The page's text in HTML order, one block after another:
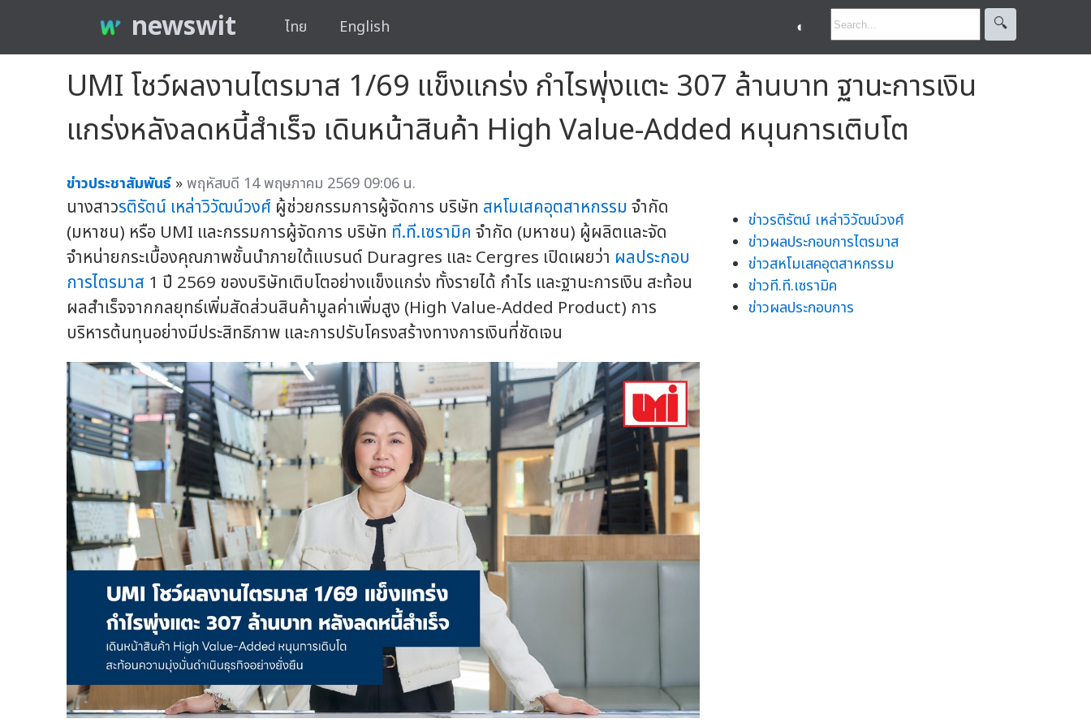
newswit ไทย English ◐ 🔍︎
UMI โชว์ผลงานไตรมาส 1/69 แข็งแกร่ง กำไรพุ่งแตะ 307 ล้านบาท ฐานะการเงิน
แกร่งหลังลดหนี้สำเร็จ เดินหน้าสินค้า High Value-Added หนุนการเติบโต
ข่าวประชาสัมพันธ์ »พฤหัสบดี 14 พฤษภาคม 2569 09:06 น.
นางสาวรติรัตน์ เหล่าวิวัฒน์วงศ์ ผู้ช่วยกรรมการผู้จัดการ บริษัท สหโมเสคอุตสาหกรรม จำกัด
(มหาชน) หรือ UMI และกรรมการผู้จัดการ บริษัท ที.ที.เซรามิค จำกัด (มหาชน) ผู้ผลิตและจัด
จำหน่ายกระเบื้องคุณภาพชั้นนำภายใต้แบรนด์ Duragres และ Cergres เปิดเผยว่า ผลประกอบ
การไตรมาส 1 ปี 2569 ของบริษัทเติบโตอย่างแข็งแกร่ง ทั้งรายได้ กำไร และฐานะการเงิน สะท้อน
ผลสำเร็จจากกลยุทธ์เพิ่มสัดส่วนสินค้ามูลค่าเพิ่มสูง (High Value-Added Product) การ
บริหารต้นทุนอย่างมีประสิทธิภาพ และการปรับโครงสร้างทางการเงินที่ชัดเจน
ข่าวรติรัตน์ เหล่าวิวัฒน์วงศ์
ข่าวผลประกอบการไตรมาส
ข่าวสหโมเสคอุตสาหกรรม
ข่าวที.ที.เซรามิค
ข่าวผลประกอบการ